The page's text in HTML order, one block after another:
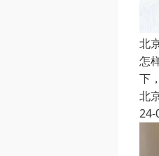
北
怎
下
北
24-